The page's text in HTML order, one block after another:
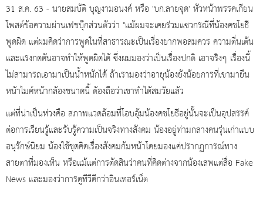
31 ส.ค. 63 - นายสมบัติ บุญงามอนงค์ หรือ 'บก.ลายจุด' หัวหน้าพรรคเกียน
โพสต์ข้อความผ่านเฟชบุ๊กส่วนตัวว่า "แม้ผมจะเคยร่วมแซวกรณีที่น้องคชโยธี
พูดผิด แต่ผมคิดว่าการพูดในที่สาธารณะเป็นเรื่องยากพอสมควร ความตื่นเต้น
และแรงกดดันอาจทำให้พูดผิดได้ ซึ่งผมมองว่าเป็นเรื่องปกติ เอาจริงๆ เรื่องนี้
ไม่สามารถเอามาเป็นน้ำหนักได้ ถ้าเรามองว่าอายุน้องยังน้อยการที่เขามายืน
หน้าไมค์หน้ากล้องขนาดนี้ ต้องถือว่าเขาทำได้สมวัยแล้ว
แต่ที่น่าเป็นห่วงคือ สภาพแวดล้อมที่โอบอุ้มน้องคชโยธีอยู่นั้นจะเป็นอุปสรรค์
ต่อการเรียนรู้และรับรู้ความเป็นจริงทางสังคม น้องอยู่ท่ามกลางคนรุ่นเก่าแบบ
อนุรักษ์นิยม น้องใช้ชุดคิดเรื่องสังคมก้มหน้าโดยมองแค่ปรากฏการณ์ทาง
สายตาที่มองเห็น หรือแม้แต่การตัดสินว่าคนที่คิดต่างจากน้องเสพแต่สื่อ Fake
News และมองว่าการดูทีวีดีกว่าอินเทอร์เน็ต